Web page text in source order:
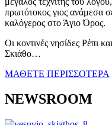
πρωτότοκος γιος ανάμεσα
καλόγερος στο Άγιο Όρος.
Οι κοντινές νησίδες Ρέπι
Σκιάθο…
ΜΑΘΕΤΕ ΠΕΡΙΣΣΟΤΕΡΑ
NEWSROOM